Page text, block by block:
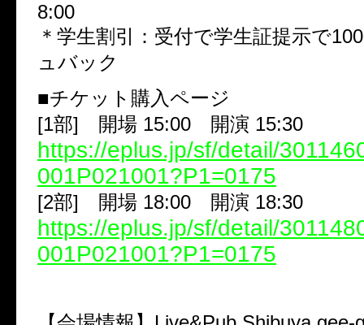
8:00
＊学生割引：受付で学生証提示で
ュバック
■チケット購入ページ
[1部] 開場 15:00 開演 15:30
https://eplus.jp/sf/detail/
001P021001?P1=0175
[2部] 開場 18:00 開演 18:30
https://eplus.jp/sf/detail/
001P021001?P1=0175